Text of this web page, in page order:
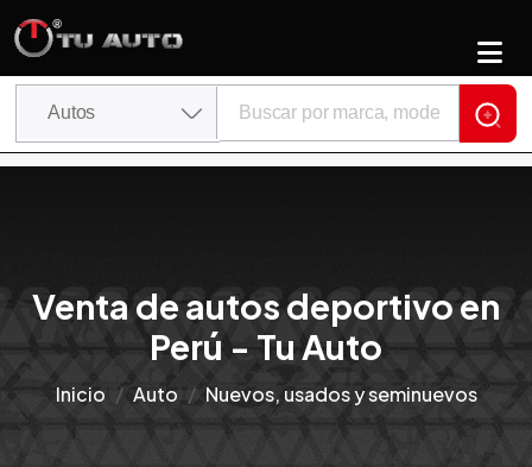
Venta de autos deportivo en
Perú - Tu Auto
Inicio Auto Nuevos, usados y seminuevos